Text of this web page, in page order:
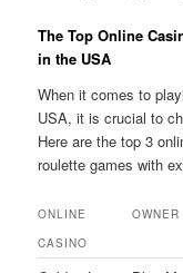
The Top Online
in the USA
When it comes to
USA, it is crucial to
Here are the top 3
roulette games with
ONLINE
CASINO
OWNER